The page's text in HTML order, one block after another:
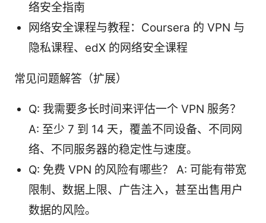
络安全指南
网络安全课程与教程：Coursera 的 VPN 与
隐私课程、edX 的网络安全课程
常见问题解答（扩展）
Q: 我需要多长时间来评估一个 VPN 服务？
A: 至少 7 到 14 天，覆盖不同设备、不同网
络、不同服务器的稳定性与速度。
Q: 免费 VPN 的风险有哪些？ A: 可能有带宽
限制、数据上限、广告注入，甚至出售用户
数据的风险。